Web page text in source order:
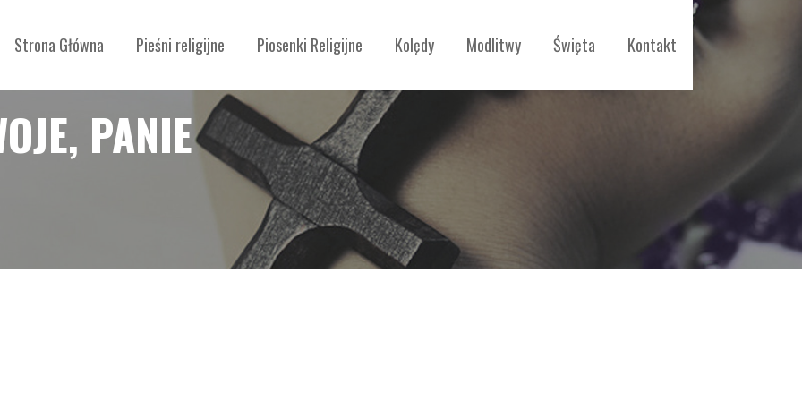
Strona Główna Pieśni religijne Piosenki Religijne Kolędy Modlitwy Święta Kontakt
PANIE